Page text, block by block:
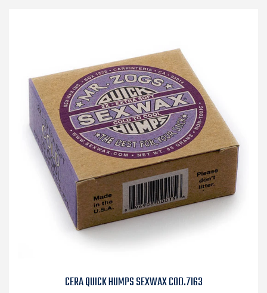
CERA QUICK HUMPS SEXWAX COD.7163